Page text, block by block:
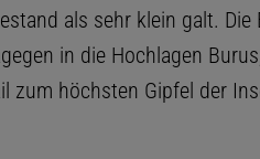
als sehr klein galt.
in die Hochlagen
zum höchsten Gipfel der